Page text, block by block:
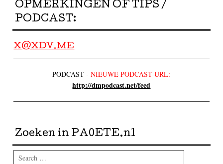
OPMERKINGEN OF TIPS /
PODCAST:
X@XDV.ME
PODCAST -NIEUWE PODCAST-URL:
http://dmpodcast.net/feed
Zoeken in PA0ETE.nl
Search